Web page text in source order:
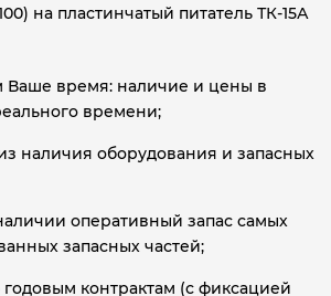
на пластинчатый питатель ТК-15А
время: наличие и цены в
времени;
наличия оборудования и запасных
оперативный запас самых
запасных частей;
годовым контрактам (с фиксацией